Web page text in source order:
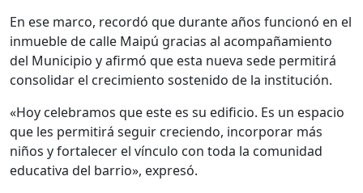
En ese marco, recordó que durante años funcionó en el
inmueble de calle Maipú gracias al acompañamiento
del Municipio y afirmó que esta nueva sede permitirá
consolidar el crecimiento sostenido de la institución.
«Hoy celebramos que este es su edificio. Es un espacio
que les permitirá seguir creciendo, incorporar más
niños y fortalecer el vínculo con toda la comunidad
educativa del barrio», expresó.